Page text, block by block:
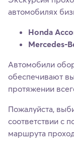
автомобилях
Honda
Mercedes-
Автомобили
обеспечивают
протяжении
Пожалуйста,
соответствии с
маршрута